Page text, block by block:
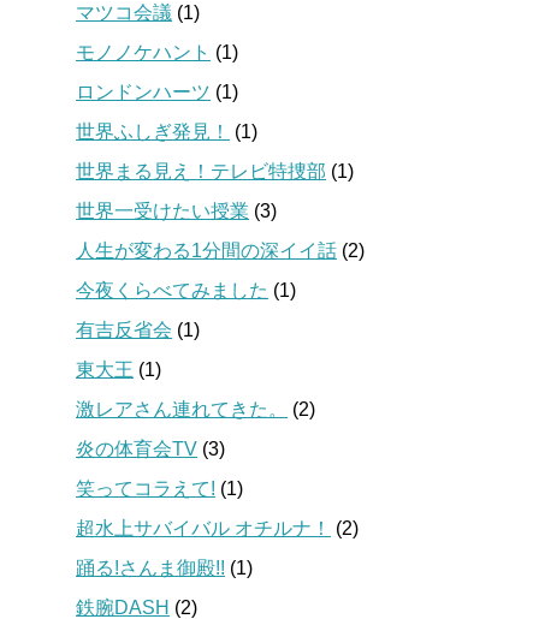
マツコ会議 (1)
モノノケハント (1)
ロンドンハーツ (1)
世界ふしぎ発見！
(1)
世界まる見え！テレビ特捜部 (1)
世界一受けたい授業 (3)
人生が変わる1分間の深イイ話 (2)
今夜くらべてみました (1)
有吉反省会 (1)
東大王 (1)
激レアさん連れてきた。
(2)
炎の体育会TV (3)
笑ってコラえて! (1)
超水上サバイバル オチルナ！
(2)
踊る!さんま御殿!! (1)
鉄腕DASH (2)